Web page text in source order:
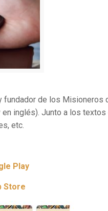
de los Misioneros
inglés). Junto a los textos
etc.
Play
Store